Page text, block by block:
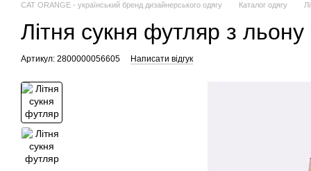
CAT ORANGE - український бренд дизайнерського одягу Каталог одягу
Літня сукня футляр з
Артикул: 2800000056605 Написати відгук